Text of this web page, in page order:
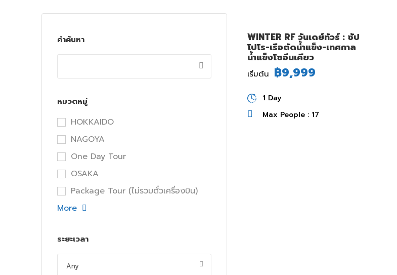
WINTER RF วันเดย์ทัวร์ : ซัป
โปโร-เรือตัดน้ำแข็ง-เทศกาล
น้ำแข็งโซอึนเคียว
เริ่มต้น ฿9,999
1 Day
Max People : 17
คำค้นหา
หมวดหมู่
HOKKAIDO
NAGOYA
One Day Tour
OSAKA
Package Tour (ไม่รวมตั๋วเครื่องบิน)
More
ระยะเวลา